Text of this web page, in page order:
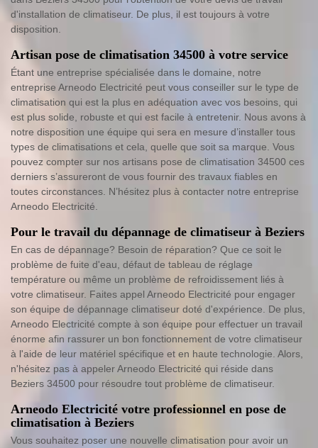
d'installation de climatiseur. De plus, il est toujours à votre
disposition.
Artisan pose de climatisation 34500 à votre service
Étant une entreprise spécialisée dans le domaine, notre
entreprise Arneodo Electricité peut vous conseiller sur le type de
climatisation qui est la plus en adéquation avec vos besoins, qui
est plus solide, robuste et qui est facile à entretenir. Nous avons à
notre disposition une équipe qui sera en mesure d’installer tous
types de climatisations et cela, quelle que soit sa marque. Vous
pouvez compter sur nos artisans pose de climatisation 34500 ces
derniers s’assureront de vous fournir des travaux fiables en
toutes circonstances. N’hésitez plus à contacter notre entreprise
Arneodo Electricité.
Pour le travail du dépannage de climatiseur à Beziers
En cas de dépannage? Besoin de réparation? Que ce soit le
problème de fuite d'eau, défaut de tableau de réglage
température ou même un problème de refroidissement liés à
votre climatiseur. Faites appel Arneodo Electricité pour engager
son équipe de dépannage climatiseur doté d'expérience. De plus,
Arneodo Electricité compte à son équipe pour effectuer un travail
énorme afin rassurer un bon fonctionnement de votre climatiseur
à l'aide de leur matériel spécifique et en haute technologie. Alors,
n'hésitez pas à appeler Arneodo Electricité qui réside dans
Beziers 34500 pour résoudre tout problème de climatiseur.
Arneodo Electricité votre professionnel en pose de
climatisation à Beziers
Vous souhaitez poser une nouvelle climatisation pour avoir un